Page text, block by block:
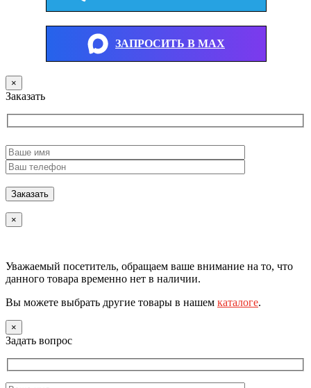
ЗАПРОСИТЬ В MAX
×
Заказать
×
Уважаемый посетитель, обращаем ваше внимание на то, что
данного товара временно нет в наличии.
Вы можете выбрать другие товары в нашем каталоге.
×
Задать вопрос